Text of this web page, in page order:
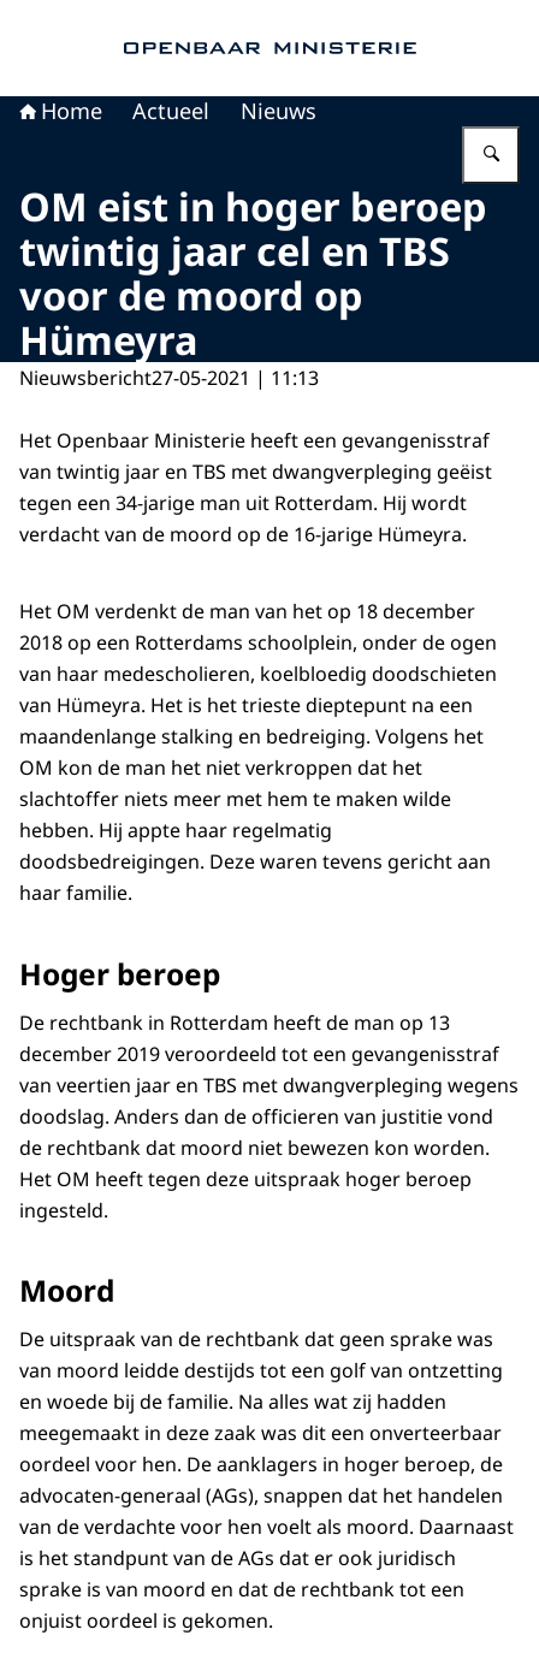
Home Actueel Nieuws
OM eist in hoger beroep
twintig jaar cel en TBS
voor de moord op
Hümeyra
Nieuwsbericht27-05-2021 | 11:13
Het Openbaar Ministerie heeft een gevangenisstraf
van twintig jaar en TBS met dwangverpleging geëist
tegen een 34-jarige man uit Rotterdam. Hij wordt
verdacht van de moord op de 16-jarige Hümeyra.
Het OM verdenkt de man van het op 18 december
2018 op een Rotterdams schoolplein, onder de ogen
van haar medescholieren, koelbloedig doodschieten
van Hümeyra. Het is het trieste dieptepunt na een
maandenlange stalking en bedreiging. Volgens het
OM kon de man het niet verkroppen dat het
slachtoffer niets meer met hem te maken wilde
hebben. Hij appte haar regelmatig
doodsbedreigingen. Deze waren tevens gericht aan
haar familie.
Hoger beroep
De rechtbank in Rotterdam heeft de man op 13
december 2019 veroordeeld tot een gevangenisstraf
van veertien jaar en TBS met dwangverpleging wegens
doodslag. Anders dan de officieren van justitie vond
de rechtbank dat moord niet bewezen kon worden.
Het OM heeft tegen deze uitspraak hoger beroep
ingesteld.
Moord
De uitspraak van de rechtbank dat geen sprake was
van moord leidde destijds tot een golf van ontzetting
en woede bij de familie. Na alles wat zij hadden
meegemaakt in deze zaak was dit een onverteerbaar
oordeel voor hen. De aanklagers in hoger beroep, de
advocaten-generaal (AGs), snappen dat het handelen
van de verdachte voor hen voelt als moord. Daarnaast
is het standpunt van de AGs dat er ook juridisch
sprake is van moord en dat de rechtbank tot een
onjuist oordeel is gekomen.